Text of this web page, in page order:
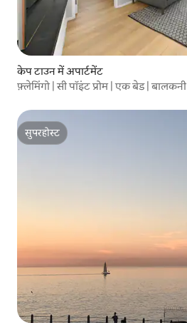
केप टाउन में अपार्टमेंट
फ़्लेमिंगो | सी पॉइंट प्रोम | एक बेड | बालकनी
सुपरहोस्ट
सुपरहोस्ट